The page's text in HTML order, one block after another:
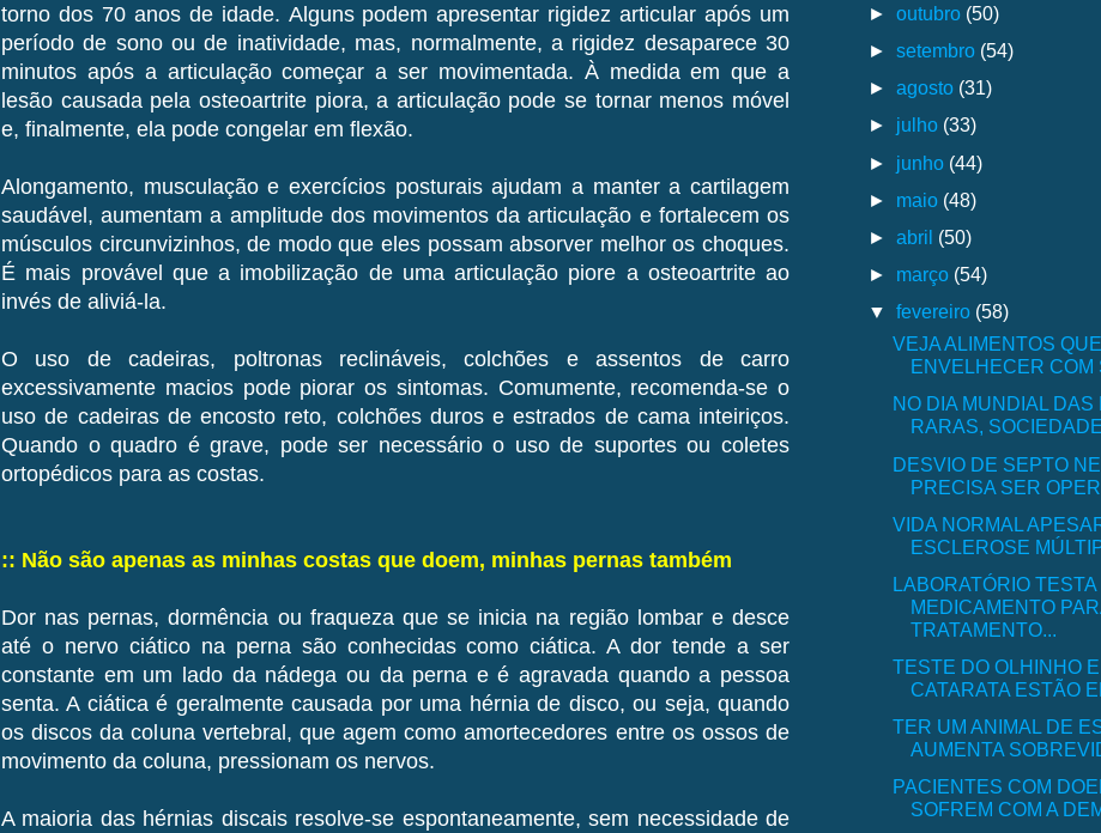
torno dos 70 anos de idade. Alguns podem apresentar rigidez articular após um
período de sono ou de inatividade, mas, normalmente, a rigidez desaparece 30
minutos após a articulação começar a ser movimentada. À medida em que a
lesão causada pela osteoartrite piora, a articulação pode se tornar menos móvel
e, finalmente, ela pode congelar em flexão.
Alongamento, musculação e exercícios posturais ajudam a manter a cartilagem
saudável, aumentam a amplitude dos movimentos da articulação e fortalecem os
músculos circunvizinhos, de modo que eles possam absorver melhor os choques.
É mais provável que a imobilização de uma articulação piore a osteoartrite ao
invés de aliviá-la.
O uso de cadeiras, poltronas reclináveis, colchões e assentos de carro
excessivamente macios pode piorar os sintomas. Comumente, recomenda-se o
uso de cadeiras de encosto reto, colchões duros e estrados de cama inteiriços.
Quando o quadro é grave, pode ser necessário o uso de suportes ou coletes
ortopédicos para as costas.
:: Não são apenas as minhas costas que doem, minhas pernas também
Dor nas pernas, dormência ou fraqueza que se inicia na região lombar e desce
até o nervo ciático na perna são conhecidas como ciática. A dor tende a ser
constante em um lado da nádega ou da perna e é agravada quando a pessoa
senta. A ciática é geralmente causada por uma hérnia de disco, ou seja, quando
os discos da coluna vertebral, que agem como amortecedores entre os ossos de
movimento da coluna, pressionam os nervos.
A maioria das hérnias discais resolve-se espontaneamente, sem necessidade de
►outubro (50)
►setembro (54)
►agosto (31)
► julho (33)
► junho (44)
► maio (48)
►abril (50)
► março (54)
▼fevereiro (58)
VEJA ALIMENTOS
ENVELHECER COM
NO DIA MUNDIAL
RARAS,
DESVIO DE SEPTO
PRECISA SER
VIDA NORMAL
ESCLEROSE
LABORATÓRIO
MEDICAMENTO
TRATAMENTO...
TESTE DO OLHINHO
CATARATA ESTÃO
TER UM ANIMAL DE
AUMENTA
PACIENTES COM
SOFREM COM A